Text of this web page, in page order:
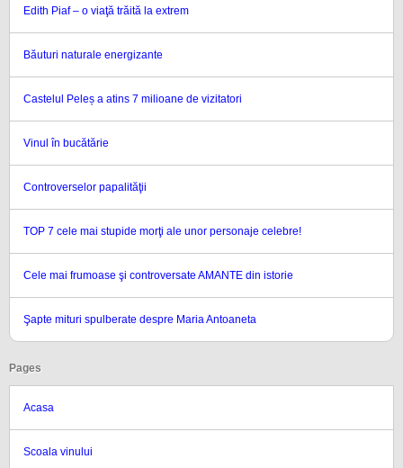
Edith Piaf – o viaţă trăită la extrem
Băuturi naturale energizante
Castelul Peleș a atins 7 milioane de vizitatori
Vinul în bucătărie
Controverselor papalităţii
TOP 7 cele mai stupide morţi ale unor personaje celebre!
Cele mai frumoase şi controversate AMANTE din istorie
Şapte mituri spulberate despre Maria Antoaneta
Pages
Acasa
Scoala vinului